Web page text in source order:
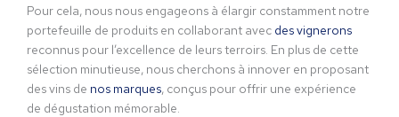
Pour cela, nous nous engageons à élargir constamment notre
portefeuille de produits en collaborant avec des vignerons
reconnus pour l’excellence de leurs terroirs. En plus de cette
sélection minutieuse, nous cherchons à innover en proposant
des vins de nos marques, conçus pour offrir une expérience
de dégustation mémorable.